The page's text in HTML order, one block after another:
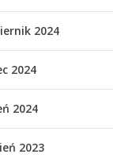
2024
2024
2024
2023